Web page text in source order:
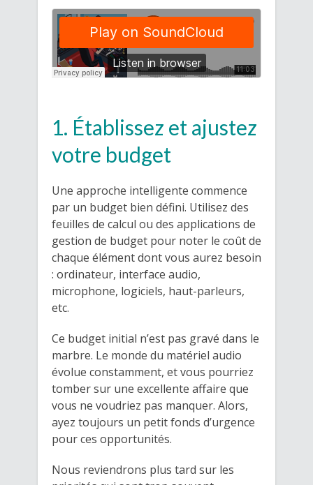
1. Établissez et ajustez
votre budget
Une approche intelligente commence
par un budget bien défini. Utilisez des
feuilles de calcul ou des applications de
gestion de budget pour noter le coût de
chaque élément dont vous aurez besoin
: ordinateur, interface audio,
microphone, logiciels, haut-parleurs,
etc.
Ce budget initial n’est pas gravé dans le
marbre. Le monde du matériel audio
évolue constamment, et vous pourriez
tomber sur une excellente affaire que
vous ne voudriez pas manquer. Alors,
ayez toujours un petit fonds d’urgence
pour ces opportunités.
Nous reviendrons plus tard sur les